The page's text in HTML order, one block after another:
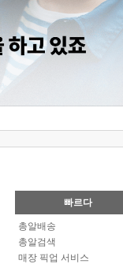
빠르다
총알배송
총알검색
매장 픽업 서비스